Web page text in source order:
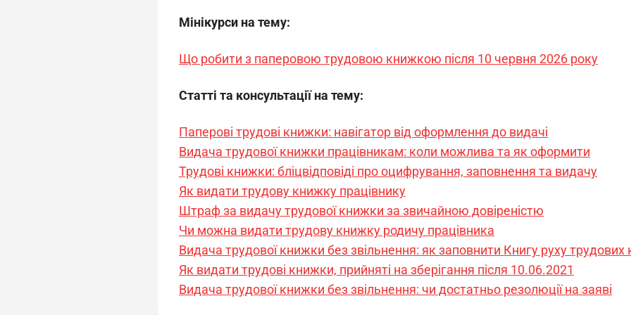
Мінікурси на тему:
Що робити з паперовою трудовою книжкою після 10 червня 2026 року
Статті та консультації на тему:
Паперові трудові книжки: навігатор від оформлення до видачі
Видача трудової книжки працівникам: коли можлива та як оформити
Трудові книжки: бліцвідповіді про оцифрування, заповнення та видачу
Як видати трудову книжку працівнику
Штраф за видачу трудової книжки за звичайною довіреністю
Чи можна видати трудову книжку родичу працівника
Видача трудової книжки без звільнення: як заповнити Книгу руху
Як видати трудові книжки, прийняті на зберігання після 10.06.2021
Видача трудової книжки без звільнення: чи достатньо резолюції на заяві